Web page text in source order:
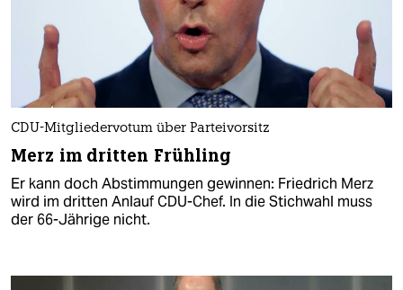
CDU-Mitgliedervotum über Parteivorsitz
Merz im dritten Frühling
Er kann doch Abstimmungen gewinnen: Friedrich Merz
wird im dritten Anlauf CDU-Chef. In die Stichwahl muss
der 66-Jährige nicht.